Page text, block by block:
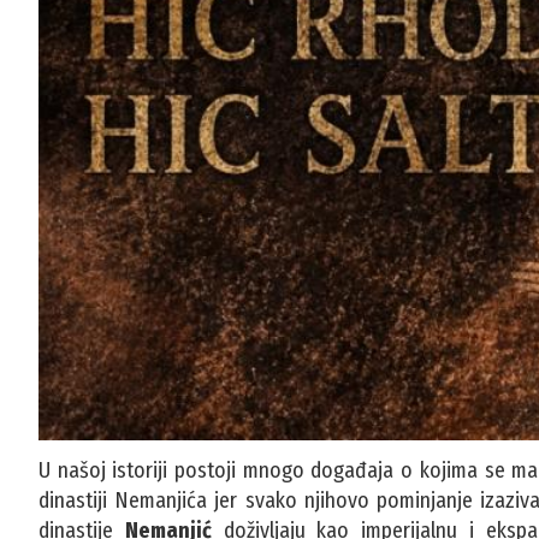
U našoj istoriji postoji mnogo događaja o kojima se
dinastiji Nemanjića jer svako njihovo pominjanje
dinastije Nemanjićdoživljaju kao imperijalnu i